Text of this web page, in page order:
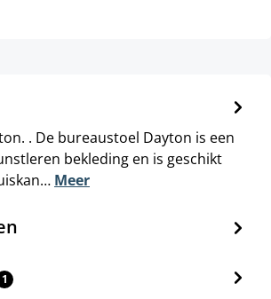
. De bureaustoel Dayton is een
bekleding en is geschikt
Meer
1